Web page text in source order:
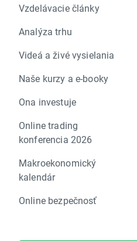
Vzdelávacie články
Analýza trhu
Videá a živé vysielania
Naše kurzy a e-booky
Ona investuje
Online trading
konferencia 2026
Makroekonomický
kalendár
Online bezpečnosť